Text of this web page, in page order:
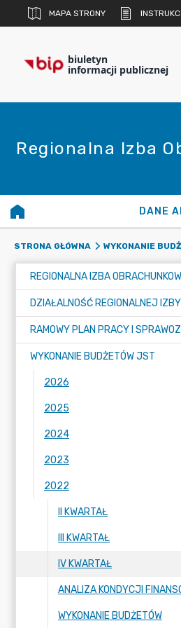
MAPA STRONY
biuletyn
informacji publicznej
Regionalna Izba
DANE
STRONA GŁÓWNA WYKONANIE
WYKONANIE BUDŻETÓW JST
2026
2025
2024
2023
2022
II KWARTAŁ
III KWARTAŁ
IV KWARTAŁ
WYKONANIE BUDŻETÓW